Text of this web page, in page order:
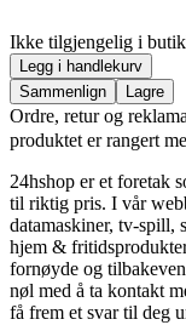
Ikke tilgjengelig i
Legg i handlekurv
Sammenlign
Lagre
Ordre, retur og
produktet er rangert
24hshop er et foretak
til riktig pris. I vår
datamaskiner, tv-spill,
hjem &
fornøyde og
nøl med å ta kontakt
få frem et svar til deg